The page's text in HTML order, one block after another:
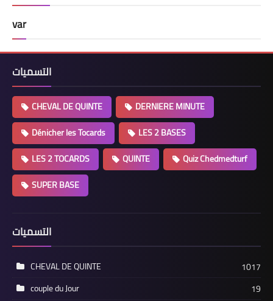
var
التسميات
CHEVAL DE QUINTE
DERNIERE MINUTE
Dénicher les Tocards
LES 2 BASES
LES 2 TOCARDS
QUINTE
Quiz Chedmedturf
SUPER BASE
التسميات
CHEVAL DE QUINTE
1017
couple du Jour
19